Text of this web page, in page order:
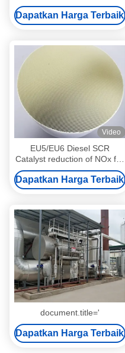
Limbah Panas Boiler
Denitration
Dapatkan Harga Terbaik
Video
EU5/EU6 Diesel SCR
Catalyst reduction of NOx for
Commercial & Passenger
Vehicles (pengurangan NOx
untuk kendaraan komersial
Dapatkan Harga Terbaik
document.title='
Dapatkan Harga Terbaik